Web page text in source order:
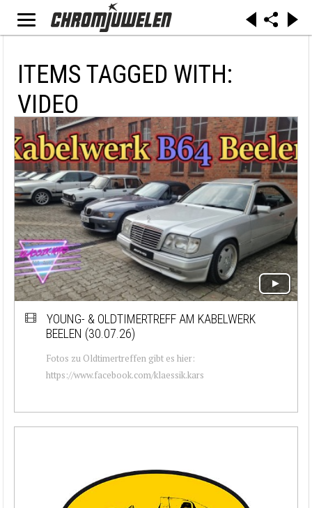
ITEMS TAGGED WITH:
VIDEO
YOUNG- & OLDTIMERTREFF AM KABELWERK
BEELEN (30.07.26)
Fotos zu Oldtimertreffen gibt es hier:
https://www.facebook.com/klaessik.kars